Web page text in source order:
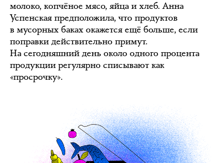
молоко, копчёное мясо, яйца и хлеб. Анна
Успенская предположила, что продуктов
в мусорных баках окажется ещё больше, если
поправки действительно примут.
На сегодняшний день около одного процента
продукции регулярно списывают как
«просрочку».